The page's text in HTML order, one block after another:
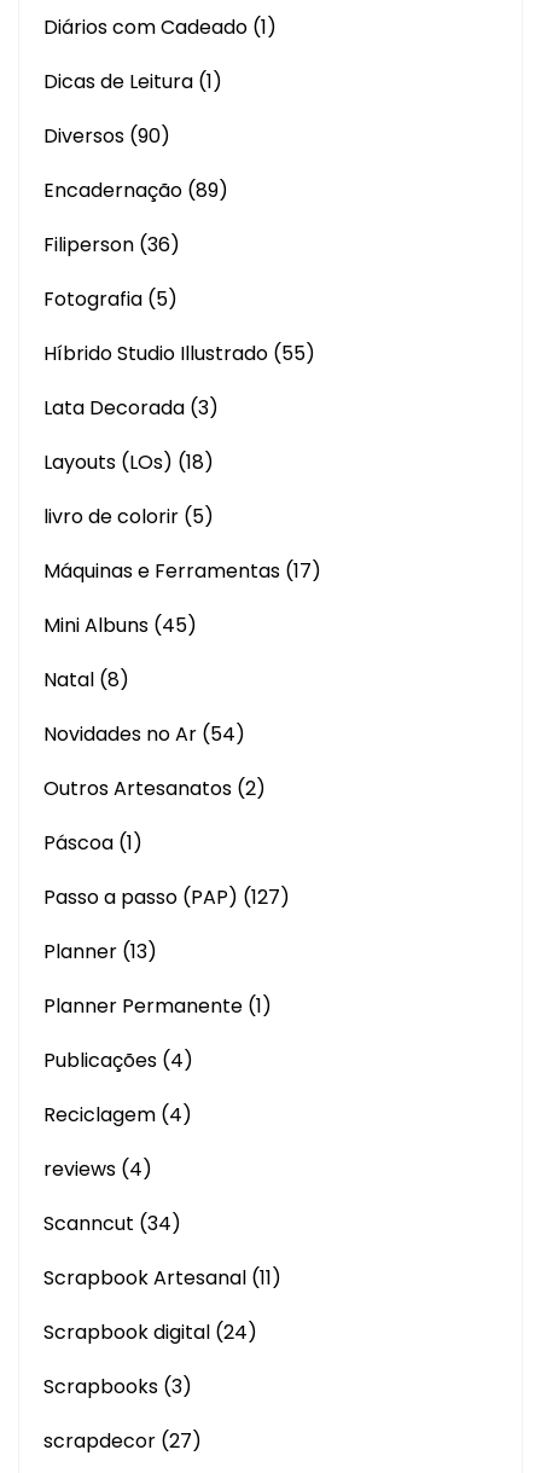
Diários com Cadeado (1)
Dicas de Leitura (1)
Diversos (90)
Encadernação (89)
Filiperson (36)
Fotografia (5)
Híbrido Studio Illustrado (55)
Lata Decorada (3)
Layouts (LOs) (18)
livro de colorir (5)
Máquinas e Ferramentas (17)
Mini Albuns (45)
Natal (8)
Novidades no Ar (54)
Outros Artesanatos (2)
Páscoa (1)
Passo a passo (PAP) (127)
Planner (13)
Planner Permanente (1)
Publicações (4)
Reciclagem (4)
reviews (4)
Scanncut (34)
Scrapbook Artesanal (11)
Scrapbook digital (24)
Scrapbooks (3)
scrapdecor (27)